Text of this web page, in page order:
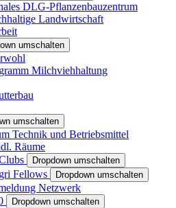
DLG-Pflanzenbauzentrum
Landwirtschaft
umschalten
Milchviehhaltung
umschalten
Technik und Betriebsmittel
Räume
Dropdown umschalten
Fellows Dropdown umschalten
Netzwerk
Dropdown umschalten